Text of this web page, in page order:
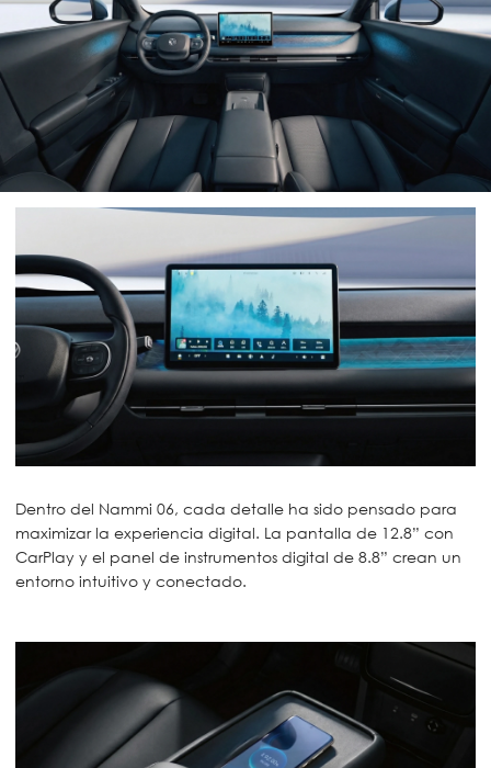
Dentro del Nammi 06, cada detalle ha sido pensado para
maximizar la experiencia digital. La pantalla de 12.8” con
CarPlay y el panel de instrumentos digital de 8.8” crean un
entorno intuitivo y conectado.